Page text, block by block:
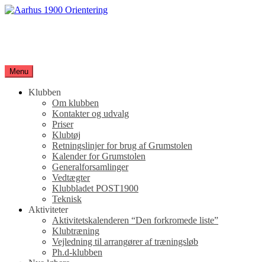
Spring
Menu
Klubben
Om klubben
Kontakter og udvalg
Priser
Klubtøj
Retningslinjer for brug af Grumstolen
Kalender for Grumstolen
Generalforsamlinger
Vedtægter
Klubbladet POST1900
Teknisk
Aktiviteter
Aktivitetskalenderen “Den forkromede liste”
Klubtræning
Vejledning til arrangører af træningsløb
Ph.d-klubben